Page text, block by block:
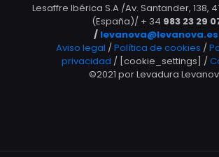
Lesaffre Ibérica S.A /Av. Santander, 138,
(España)/ + 34 983 23 29
/ levanova@levanova.es
Aviso legal /Política de cookies /
privacidad / [cookie_settings] /
©2021 por Levadura